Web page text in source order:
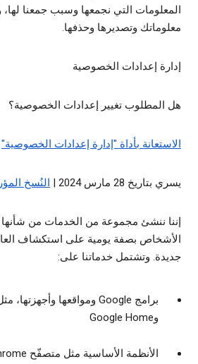
المعلومات التي نجمعها وسبب جمعنا
معلوماتك وتصديرها وحذفها.
إدارة إعدادات الخصوصية
هل المطلوب تغيير إعدادات الخصوصية؟
الاستعانة بأداة "إدارة إعدادات الخصوصية"
يسري بتاريخ 28 مارس 2024 | النُسخ
إننا ننشئ مجموعة من الخدمات من شأنها
الأشخاص بصفة يومية على استكشاف
جديدة. وتشتمل خدماتنا على:
وGoogle Home